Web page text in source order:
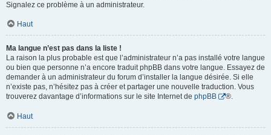
Signalez ce problème à un administrateur.
Haut
Ma langue n’est pas dans la liste !
La raison la plus probable est que l’administrateur n’a pas installé votre langue
ou bien que personne n’a encore traduit phpBB dans votre langue. Essayez de
demander à un administrateur du forum d’installer la langue désirée. Si elle
n’existe pas, n’hésitez pas à créer et partager une nouvelle traduction. Vous
trouverez davantage d’informations sur le site Internet de phpBB ®.
Haut